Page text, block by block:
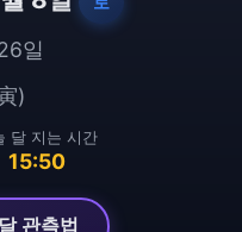
일
)
달 지는 시간
15:50
관측법